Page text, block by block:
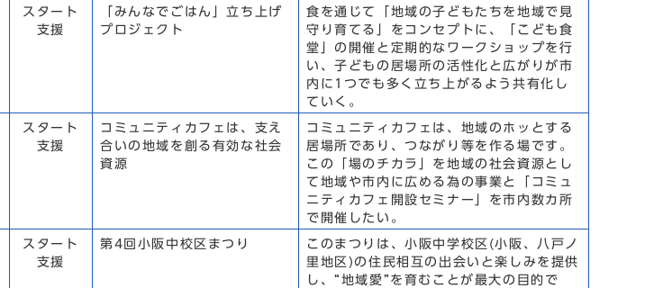
スタート
支援
「みんなでごはん」立ち上げ
プロジェクト
食を通じて「地域の子どもたちを地域で見
守り育てる」をコンセプトに、「こども食
堂」の開催と定期的なワークショップを行
い、子どもの居場所の活性化と広がりが市
内に1つでも多く立ち上がるよう共有化し
ていく。
スタート
支援
コミュニティカフェは、支え
合いの地域を創る有効な社会
資源
コミュニティカフェは、地域のホッとする
居場所であり、つながり等を作る場です。
この「場のチカラ」を地域の社会資源とし
て地域や市内に広める為の事業と「コミュ
ニティカフェ開設セミナー」を市内数カ所
で開催したい。
スタート
支援
第4回小阪中校区まつり
このまつりは、小阪中学校区(小阪、八戸ノ
里地区)の住民相互の出会いと楽しみを提供
し、“地域愛”を育むことが最大の目的で